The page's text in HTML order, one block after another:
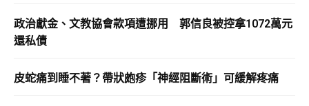
政治獻金、文教協會款項遭挪用 郭信良被控拿1072萬元
還私債
皮蛇痛到睡不著？帶狀皰疹「神經阻斷術」可緩解疼痛